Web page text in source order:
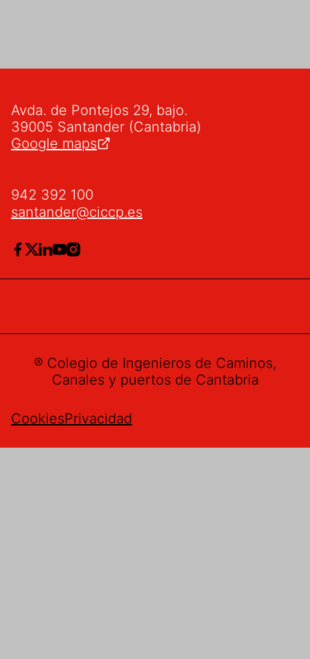
Avda. de Pontejos 29, bajo.
39005 Santander (Cantabria)
Google maps
942 392 100
santander@ciccp.es
® Colegio de Ingenieros de Caminos,
Canales y puertos de Cantabria
CookiesPrivacidad